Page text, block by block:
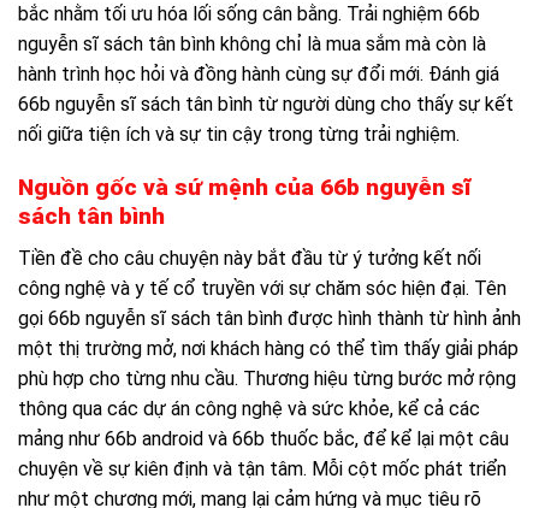
bắc nhằm tối ưu hóa lối sống cân bằng. Trải nghiệm 66b
nguyễn sĩ sách tân bình không chỉ là mua sắm mà còn là
hành trình học hỏi và đồng hành cùng sự đổi mới. Đánh giá
66b nguyễn sĩ sách tân bình từ người dùng cho thấy sự kết
nối giữa tiện ích và sự tin cậy trong từng trải nghiệm.
Nguồn gốc và sứ mệnh của 66b nguyễn sĩ
sách tân bình
Tiền đề cho câu chuyện này bắt đầu từ ý tưởng kết nối
công nghệ và y tế cổ truyền với sự chăm sóc hiện đại. Tên
gọi 66b nguyễn sĩ sách tân bình được hình thành từ hình ảnh
một thị trường mở, nơi khách hàng có thể tìm thấy giải pháp
phù hợp cho từng nhu cầu. Thương hiệu từng bước mở rộng
thông qua các dự án công nghệ và sức khỏe, kể cả các
mảng như 66b android và 66b thuốc bắc, để kể lại một câu
chuyện về sự kiên định và tận tâm. Mỗi cột mốc phát triển
như một chương mới, mang lại cảm hứng và mục tiêu rõ